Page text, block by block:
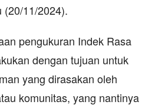
(20/11/2024).
pengukuran Indek Rasa
dengan tujuan untuk
yang dirasakan oleh
komunitas, yang nantinya